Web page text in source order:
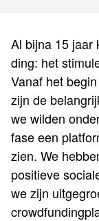
Al bijna 15 jaar
ding: het
Vanaf het
zijn de
we wilden
fase een
zien. We
positieve
we zijn